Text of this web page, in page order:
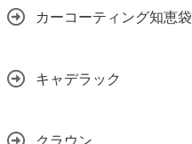
カーコーティング知恵袋
キャデラック
クラウン